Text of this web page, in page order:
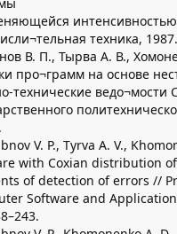
техника,
В. П., Тырва А. В.,
про¬грамм на основе
технические ведо¬мости
V. P., Tyrva A. V.,
with Coxian distribution
of detection of errors //
Software and